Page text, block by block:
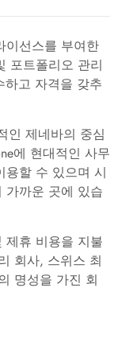
이선스를 부여한
포트폴리오 관리
하고 자격을 갖추
인 제네바의 중심
에 현대적인 사무
용할 수 있으며 시
가까운 곳에 있습
제휴 비용을 지불
회사, 스위스 최
명성을 가진 회